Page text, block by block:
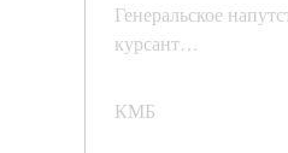
Генеральское
курсант…
КМБ